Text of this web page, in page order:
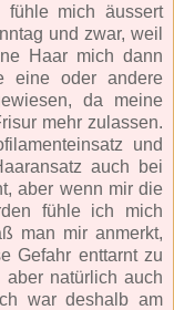
mich äussert
und zwar, weil
Haar mich dann
eine oder andere
da meine
mehr zulassen.
und
auch bei
aber wenn mir die
fühle ich mich
man mir anmerkt,
Gefahr enttarnt zu
natürlich auch
war deshalb am